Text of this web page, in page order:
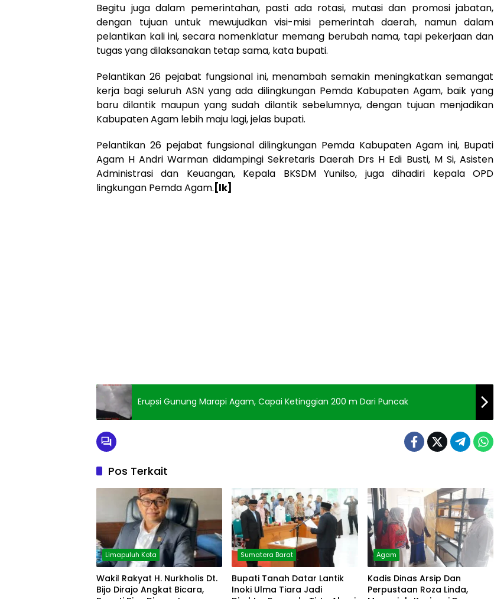
Begitu juga dalam pemerintahan, pasti ada rotasi, mutasi dan promosi jabatan,
dengan tujuan untuk mewujudkan visi-misi pemerintah daerah, namun dalam
pelantikan kali ini, secara nomenklatur memang berubah nama, tapi pekerjaan dan
tugas yang dilaksanakan tetap sama, kata bupati.
Pelantikan 26 pejabat fungsional ini, menambah semakin meningkatkan semangat
kerja bagi seluruh ASN yang ada dilingkungan Pemda Kabupaten Agam, baik yang
baru dilantik maupun yang sudah dilantik sebelumnya, dengan tujuan menjadikan
Kabupaten Agam lebih maju lagi, jelas bupati.
Pelantikan 26 pejabat fungsional dilingkungan Pemda Kabupaten Agam ini, Bupati
Agam H Andri Warman didampingi Sekretaris Daerah Drs H Edi Busti, M Si, Asisten
Administrasi dan Keuangan, Kepala BKSDM Yunilso, juga dihadiri kepala OPD
lingkungan Pemda Agam. [lk]
Erupsi Gunung Marapi Agam, Capai Ketinggian 200 m Dari Puncak
Pos Terkait
Limapuluh Kota
Wakil Rakyat H. Nurkholis Dt.
Bijo Dirajo Angkat Bicara,
Sumatera Barat
Bupati Tanah Datar Lantik
Inoki Ulma Tiara Jadi
Agam
Kadis Dinas Arsip Dan
Perpustaan Roza Linda,